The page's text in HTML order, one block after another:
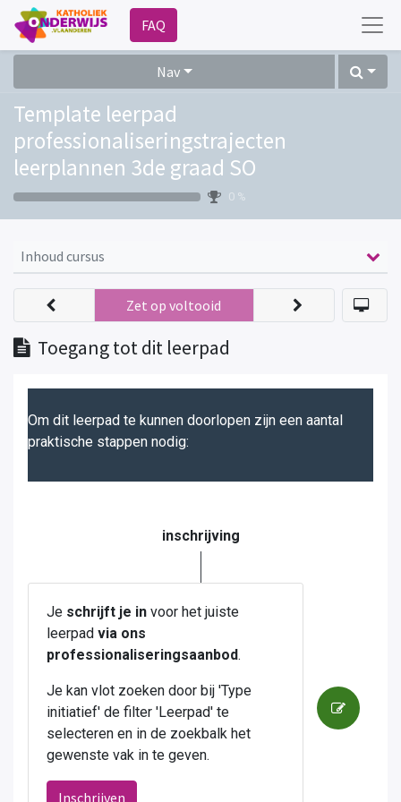
FAQ
Nav
Template leerpad
professionaliseringstrajecten
leerplannen 3de graad SO
0 %
Inhoud cursus
Toegang tot dit leerpad
Zet op voltooid
Om dit leerpad te kunnen doorlopen zijn een aantal
praktische stappen nodig:
inschrijving
Je schrijft je in voor het juiste
leerpad via ons
professionaliseringsaanbod.
Je kan vlot zoeken door bij 'Type
initiatief' de filter 'Leerpad' te
selecteren en in de zoekbalk het
gewenste vak in te geven.
Inschrijven